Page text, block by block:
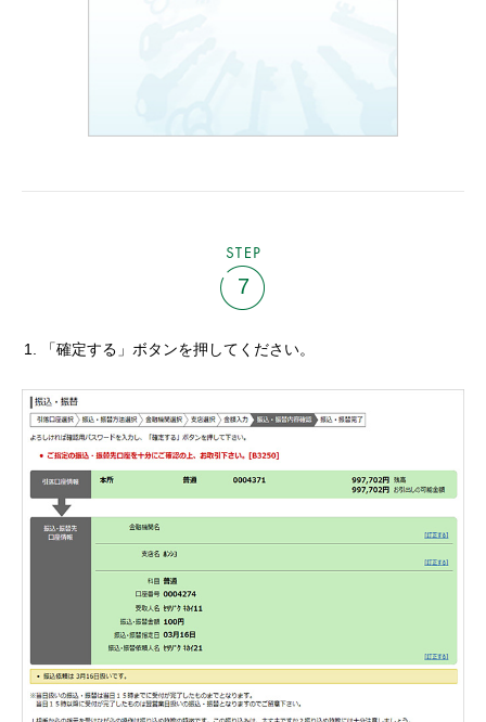
7
「確定する」ボタンを押してください。